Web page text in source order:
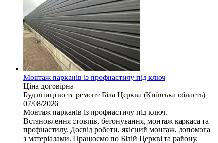
Монтаж парканів із профнастилу під ключ
Ціна договірна
Будівництво та ремонт Біла Церква (Київська область)
07/08/2026
Монтаж парканів із профнастилу під ключ.
Встановлення стовпів, бетонування, монтаж каркаса та
профнастилу. Досвід роботи, якісний монтаж, допомога
з матеріалами. Працюємо по Білій Церкві та району.